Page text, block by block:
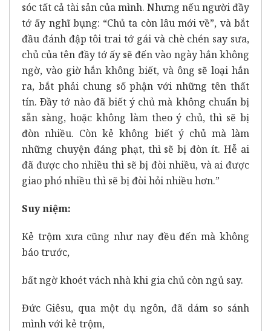
sóc tất cả tài sản của mình. Nhưng nếu người đầy
tớ ấy nghĩ bụng: “Chủ ta còn lâu mới về”, và bắt
đầu đánh đập tôi trai tớ gái và chè chén say sưa,
chủ của tên đầy tớ ấy sẽ đến vào ngày hắn không
ngờ, vào giờ hắn không biết, và ông sẽ loại hắn
ra, bắt phải chung số phận với những tên thất
tín. Ðầy tớ nào đã biết ý chủ mà không chuẩn bị
sẵn sàng, hoặc không làm theo ý chủ, thì sẽ bị
đòn nhiều. Còn kẻ không biết ý chủ mà làm
những chuyện đáng phạt, thì sẽ bị đòn ít. Hễ ai
đã được cho nhiều thì sẽ bị đòi nhiều, và ai được
giao phó nhiều thì sẽ bị đòi hỏi nhiều hơn.”
Suy niệm:
Kẻ trộm xưa cũng như nay đều đến mà không
báo trước,
bất ngờ khoét vách nhà khi gia chủ còn ngủ say.
Đức Giêsu, qua một dụ ngôn, đã dám so sánh
mình với kẻ trộm,